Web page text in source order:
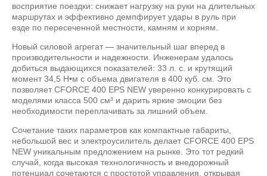
восприятие поездки: снижает нагрузку на руки на длительных
маршрутах и эффективно демпфирует удары в руль при
езде по пересеченной местности, камням и корням.
Новый силовой агрегат — значительный шаг вперед в
производительности и надежности. Инженерам удалось
добиться выдающихся показателей: 33 л. с. и крутящий
момент 34,5 Н•м с объема двигателя в 400 куб. см. Это
позволяет CFORCE 400 EPS NEW уверенно конкурировать с
моделями класса 500 см³ и дарить яркие эмоции без
необходимости переплачивать за лишний объем.
Сочетание таких параметров как компактные габариты,
небольшой вес и электроусилитель делает CFORCE 400 EPS
NEW уникальным предложением на рынке. Это тот редкий
случай, когда высокая технологичность и внедорожный
потенциал сочетаются с простотой управления, открывая